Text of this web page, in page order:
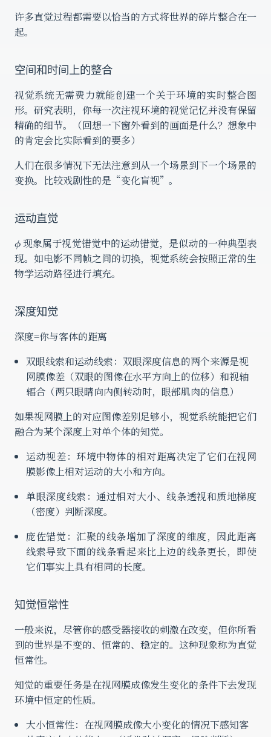
许多直觉过程都需要以恰当的方式将世界的碎片整合在一
起。
空间和时间上的整合
视觉系统无需费力就能创建一个关于环境的实时整合图
形。研究表明，你每一次注视环境的视觉记忆并没有保留
精确的细节。（回想一下窗外看到的画面是什么？想象中
的肯定会比实际看到的要多）
人们在很多情况下无法注意到从一个场景到下一个场景的
变换。比较戏剧性的是“变化盲视”。
运动直觉
\phi
ϕ 现象属于视觉错觉中的运动错觉，是似动的一种典型表
现。如电影不同帧之间的切换，视觉系统会按照正常的生
物学运动路径进行填充。
深度知觉
深度=你与客体的距离
双眼线索和运动线索：双眼深度信息的两个来源是视
网膜像差（双眼的图像在水平方向上的位移）和视轴
辐合（两只眼睛向内侧转动时，眼部肌肉的信息）
如果视网膜上的对应图像差别足够小，视觉系统能把它们
融合为某个深度上对单个体的知觉。
运动视差：环境中物体的相对距离决定了它们在视网
膜影像上相对运动的大小和方向。
单眼深度线索：通过相对大小、线条透视和质地梯度
（密度）判断深度。
庞佐错觉：汇聚的线条增加了深度的维度，因此距离
线索导致下面的线条看起来比上边的线条更长，即使
它们事实上具有相同的长度。
知觉恒常性
一般来说，尽管你的感受器接收的刺激在改变，但你所看
到的世界是不变的、恒常的、稳定的。这种现象称为直觉
恒常性。
知觉的重要任务是在视网膜成像发生变化的条件下去发现
环境中恒定的性质。
大小恒常性：在视网膜成像大小变化的情况下感知客